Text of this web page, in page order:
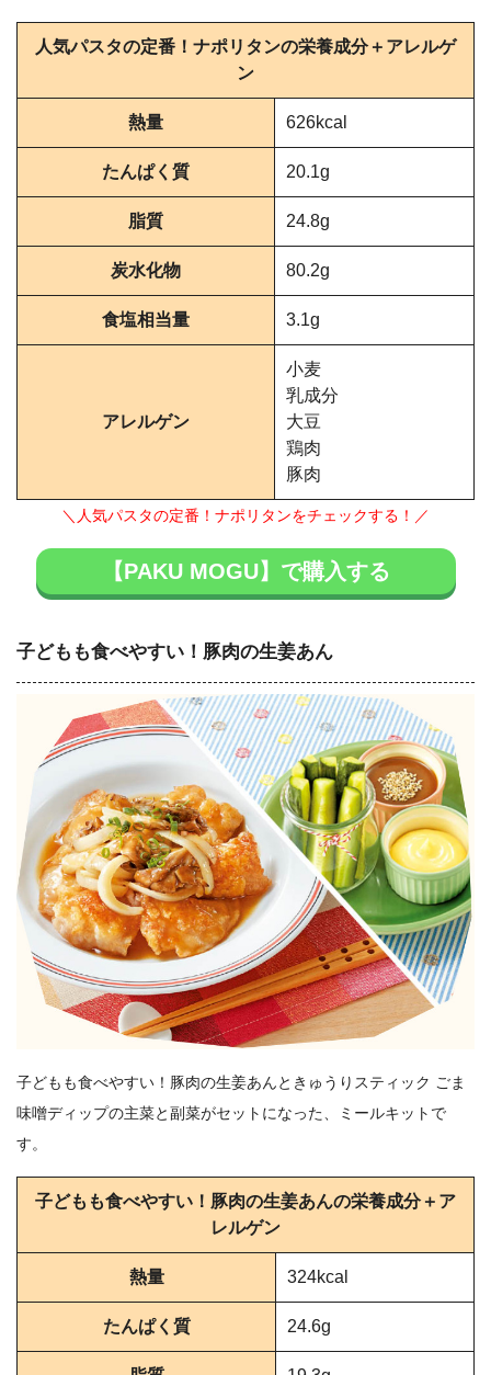
人気パスタの定番！ナポリタンの栄養成分＋アレルゲ
ン
熱量 626kcal
たんぱく質 20.1g
脂質 24.8g
炭水化物 80.2g
食塩相当量 3.1g
アレルゲン
小麦
乳成分
大豆
鶏肉
豚肉
＼人気パスタの定番！ナポリタンをチェックする！／
【PAKU MOGU】で購入する
子どもも食べやすい！豚肉の生姜あん
子どもも食べやすい！豚肉の生姜あんときゅうりスティック ごま
味噌ディップの主菜と副菜がセットになった、ミールキットで
す。
子どもも食べやすい！豚肉の生姜あんの栄養成分＋ア
レルゲン
熱量 324kcal
たんぱく質 24.6g